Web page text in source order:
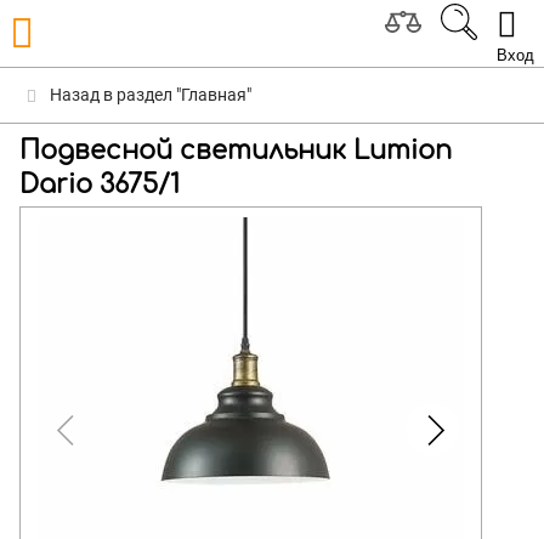
Вход
Назад в раздел "Главная"
Подвесной светильник Lumion
Dario 3675/1